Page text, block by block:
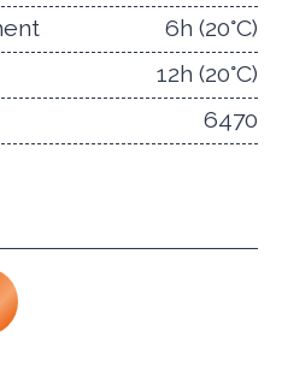
6h (20°C)
12h (20°C)
6470